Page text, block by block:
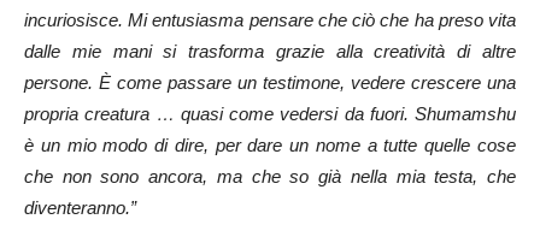
incuriosisce.Mi entusiasma pensare che ciò che ha preso vita
dalle mie mani si trasforma grazie alla creatività di altre
persone. È come passare un testimone, vedere crescere una
propria creatura … quasi come vedersi da fuori. Shumamshu
è un mio modo di dire, per dare un nome a tutte quelle cose
che non sono ancora, ma che so già nella mia testa, che
diventeranno.”